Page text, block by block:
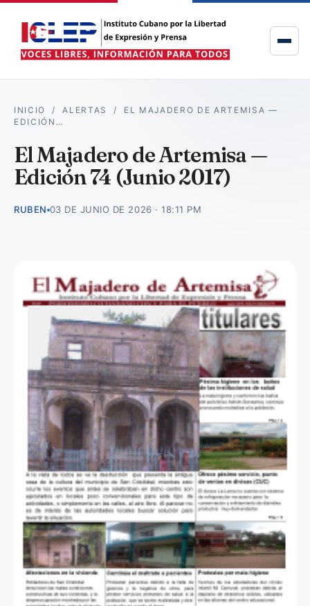
INICIO /ALERTAS / EL MAJADERO DE ARTEMISA —
EDICIÓN…
El Majadero de Artemisa —
Edición 74 (Junio 2017)
RUBEN 03 DE JUNIO DE 2026 · 18:11 PM